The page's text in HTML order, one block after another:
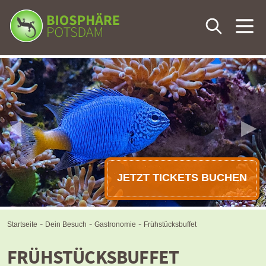
JETZT TICKETS BUCHEN
◀ ▶
Startseite - Dein Besuch - Gastronomie - Frühstücksbuffet
FRÜHSTÜCKSBUFFET
Frühstück unter Palmen
Frühstücksbuffet
Tropenbrunch